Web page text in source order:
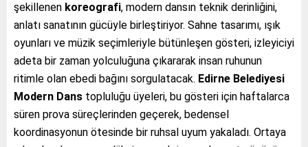
şekillenen koreografi, modern dansın teknik derinliğini,
anlatı sanatının gücüyle birleştiriyor. Sahne tasarımı, ışık
oyunları ve müzik seçimleriyle bütünleşen gösteri, izleyiciyi
adeta bir zaman yolculuğuna çıkararak insan ruhunun
ritimle olan ebedi bağını sorgulatacak. Edirne Belediyesi
Modern Dans topluluğu üyeleri, bu gösteri için haftalarca
süren prova süreçlerinden geçerek, bedensel
koordinasyonun ötesinde bir ruhsal uyum yakaladı. Ortaya